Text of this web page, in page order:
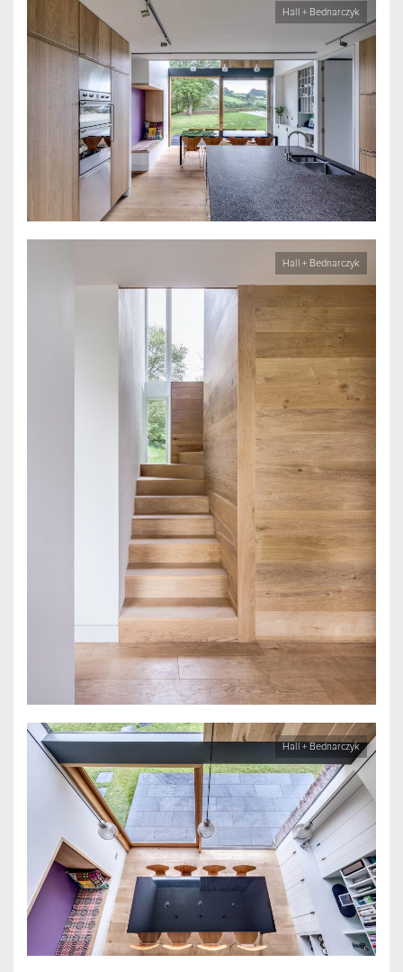
Hall + Bednarczyk
Hall + Bednarczyk
Hall + Bednarczyk